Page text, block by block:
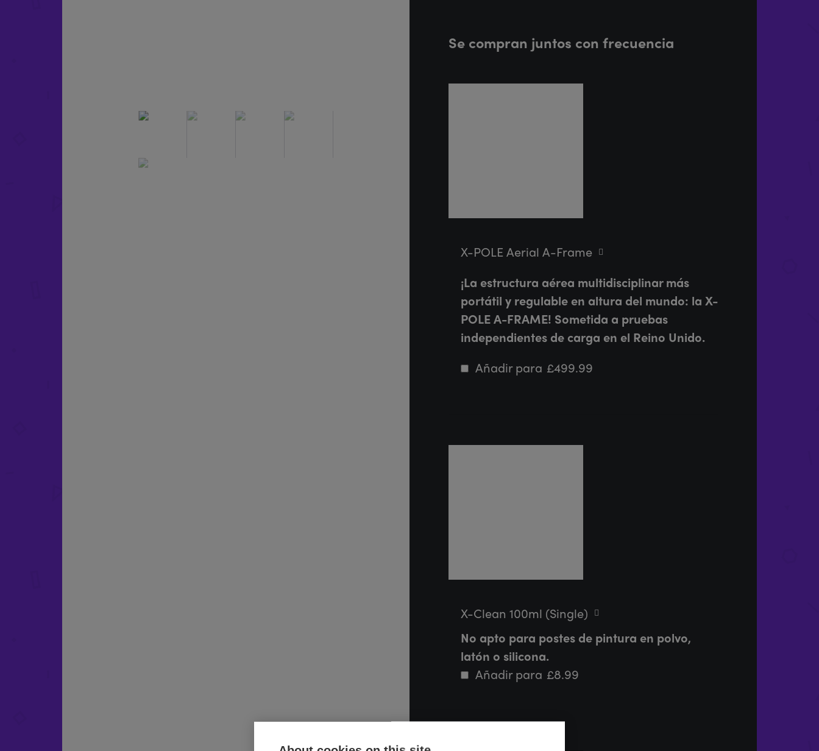
Se compran juntos con frecuencia
X-POLE Aerial A-Frame
¡La estructura aérea multidisciplinar más
portátil y regulable en altura del mundo: la X-
POLE A-FRAME! Sometida a pruebas
independientes de carga en el Reino Unido.
Añadir para £499.99
X-Clean 100ml (Single)
No apto para postes de pintura en polvo,
latón o silicona.
Añadir para £8.99